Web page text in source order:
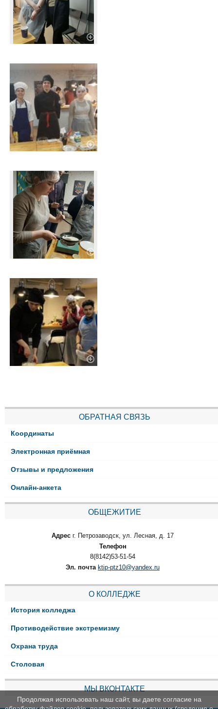
ОБРАТНАЯ СВЯЗЬ
Координаты
Электронная приёмная
Отзывы и предложения
Онлайн-анкета
ОБЩЕЖИТИЕ
Адрес г. Петрозаводск, ул. Лесная, д. 17
Телефон
8(8142)53-51-54
Эл. почта ktip-ptz10@yandex.ru
О КОЛЛЕДЖЕ
История колледжа
Противодействие экстремизму
Охрана труда
Столовая
МЫ ВКОНТАКТЕ
Продолжая использовать наш сайт, вы даете согласие на